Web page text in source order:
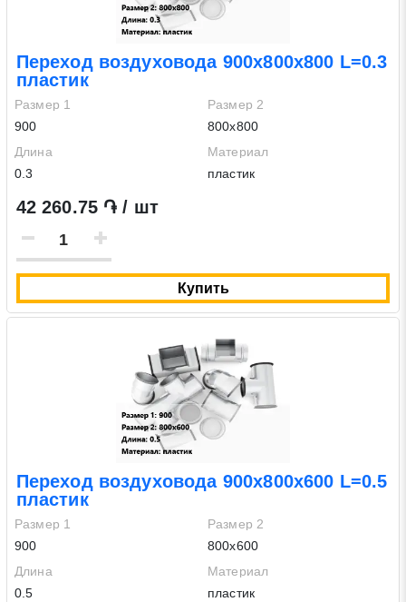
Переход воздуховода 900х800х800 L=0.3
пластик
Размер 1
900
Размер 2
800х800
Длина
0.3
Материал
пластик
42 260.75 ֏ / шт
Купить
Переход воздуховода 900х800х600 L=0.5
пластик
Размер 1
900
Размер 2
800х600
Длина
0.5
Материал
пластик